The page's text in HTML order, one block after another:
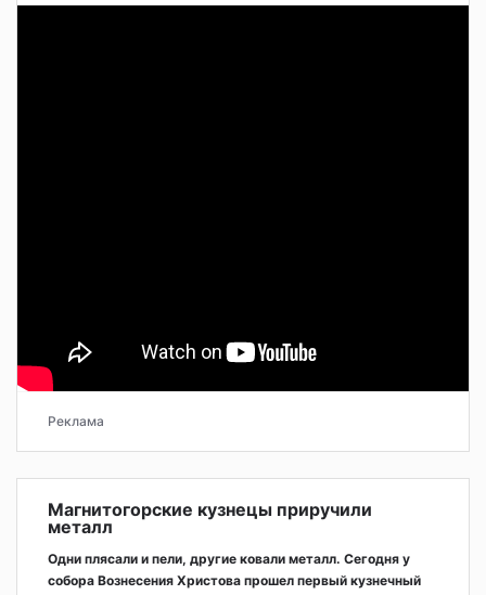
Реклама
Магнитогорские кузнецы приручили
металл
Одни плясали и пели, другие ковали металл. Сегодня у
собора Вознесения Христова прошел первый кузнечный